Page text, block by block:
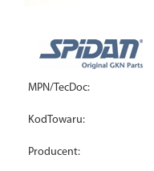
MPN/TecDoc:
KodTowaru:
Producent: